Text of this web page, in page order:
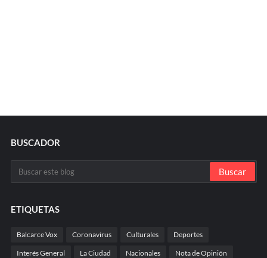
BUSCADOR
ETIQUETAS
Balcarce Vox Coronavirus Culturales Deportes
Interés General La Ciudad Nacionales Nota de Opinión